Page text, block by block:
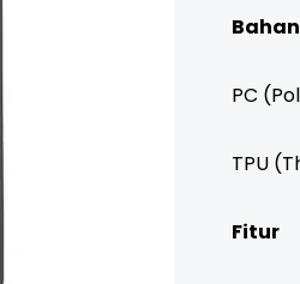
Bahan
PC
TPU
Fitur